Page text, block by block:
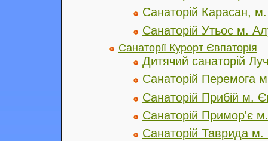
Санаторій Карасан,
Санаторій Утьос м.
Санаторії Курорт Євпаторія
Дитячий санаторій
Санаторій Перемога
Санаторій Прибій м.
Санаторій Примор'є
Санаторій Таврида м.